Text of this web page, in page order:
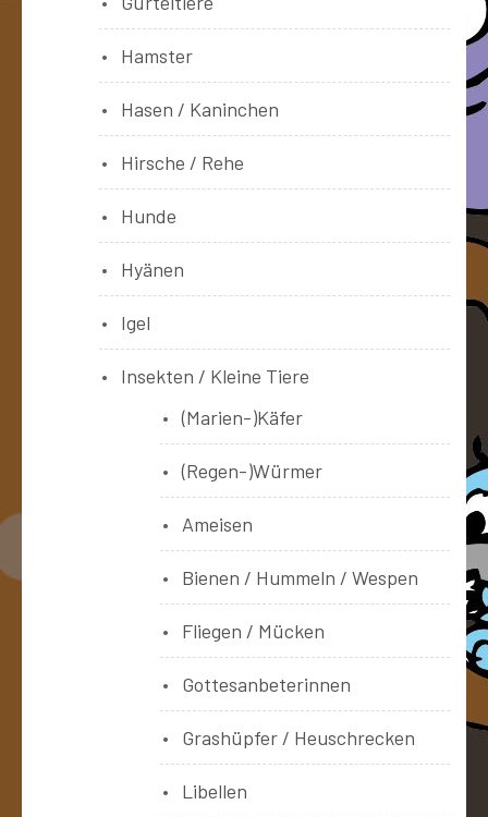
Hamster
Hasen / Kaninchen
Hirsche / Rehe
Hunde
Hyänen
Igel
Insekten / Kleine Tiere
(Marien-)Käfer
(Regen-)Würmer
Ameisen
Bienen / Hummeln / Wespen
Fliegen / Mücken
Gottesanbeterinnen
Grashüpfer / Heuschrecken
Libellen